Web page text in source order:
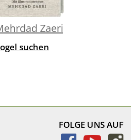
Zaeri
suchen
FOLGE UNS AUF